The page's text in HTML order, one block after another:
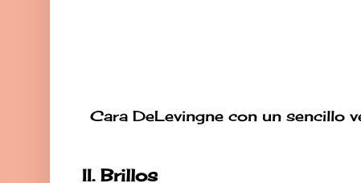
Cara DeLevingne con un sencillo
II. Brillos